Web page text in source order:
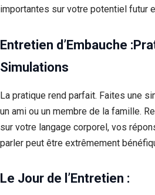
importantes sur votre potentiel futur
Entretien d’Embauche
Simulations
La pratique rend parfait. Faites une
un ami ou un membre de la famille.
sur votre langage corporel, vos
parler peut être extrêmement
Le Jour de l’Entretien :